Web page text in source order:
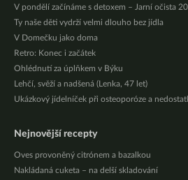
V pondělí začínáme s detoxem – Jarní očista
Ty naše děti vydrží velmi dlouho bez jídla
V Domečku jako doma
Retro: Konec i začátek
Ohlédnutí za úplňkem v Býku
Lehčí, svěží a nadšená (Lenka, 47 let)
Ukázkový jídelníček při osteoporóze a
Nejnovější recepty
Oves provoněný citrónem a bazalkou
Nakládaná cuketa – na delší skladování